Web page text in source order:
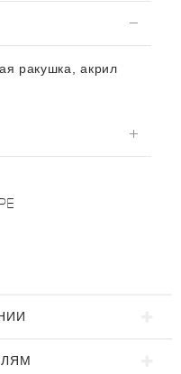
ракушка, акрил